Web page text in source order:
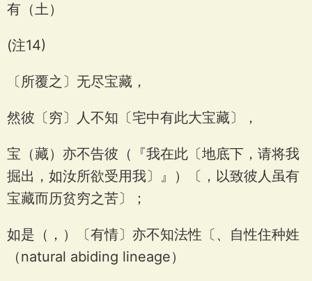
有（土）
(注14)
〔所覆之〕无尽宝藏，
然彼〔穷〕人不知〔宅中有此大宝藏〕，
宝（藏）亦不告彼（『我在此〔地底下，请将我
掘出，如汝所欲受用我〕』）〔，以致彼人虽有
宝藏而历贫穷之苦〕；
如是（，）〔有情〕亦不知法性〔、自性住种姓
（natural abiding lineage）